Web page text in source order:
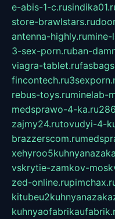
e-abis-1-c.ru
store-brawlstars.ru
antenna-highly.rumine-
3-sex-porn.ruban-
viagra-tablet.ru
fincontech.ru
rebus-toys.ruminelab-
medsprawo-4-ka.ru
zajmy24.rutovudyi-4-
brazzerscom.ru
vskrytie-zamkov-
zed-online.ru